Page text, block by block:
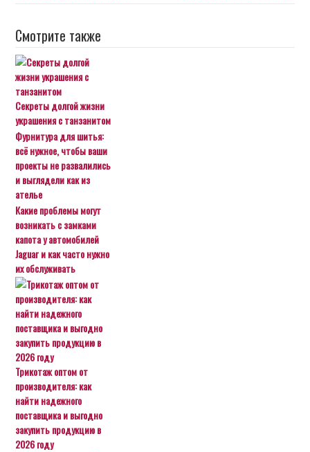
Смотрите также
Секреты долгой жизни
украшения с танзанитом
Фурнитура для шитья:
всё нужное, чтобы ваши
проекты не развалились
и выглядели как из
ателье
Какие проблемы могут
возникать с замками
капота у автомобилей
Jaguar и как часто нужно
их обслуживать
Трикотаж оптом от
производителя: как
найти надежного
поставщика и выгодно
закупить продукцию в
2026 году